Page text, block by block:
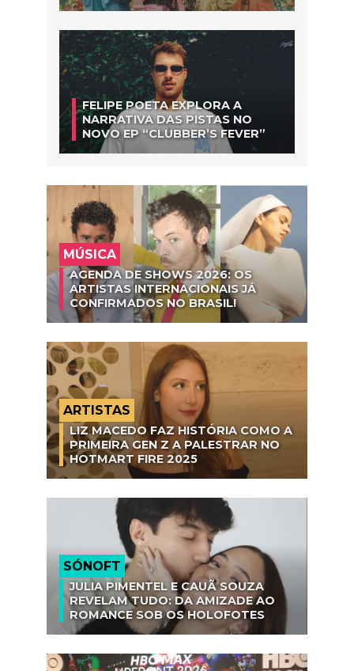
FELIPE POETA EXPLORA A
NARRATIVA DAS PISTAS NO
NOVO EP “CLUBBER’S FEVER”
MÚSICA
AGENDA DE SHOWS 2026: OS
ARTISTAS INTERNACIONAIS JÁ
CONFIRMADOS NO BRASIL!
ARTISTAS
LIZ MACEDO FAZ HISTÓRIA COMO A
PRIMEIRA GEN Z A PALESTRAR NO
HOTMART FIRE 2025
SÓNOFT
JULIA PIMENTEL E CAUÃ SOUZA
REVELAM TUDO: DA AMIZADE AO
ROMANCE SOB OS HOLOFOTES